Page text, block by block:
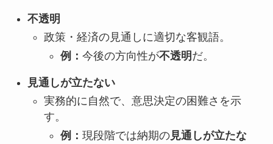
不透明
政策・経済の見通しに適切な客観語。
例： 今後の方向性が不透明 だ。
見通しが立たない
実務的に自然で、意思決定の困難さを示
す。
例： 現段階では納期の見通しが立たな